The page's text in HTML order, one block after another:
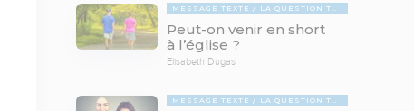
MESSAGE TEXTE LA QUESTION TABOUE
Peut-on venir en short
à l’église ?
Elisabeth Dugas
MESSAGE TEXTE LA QUESTION TABOUE